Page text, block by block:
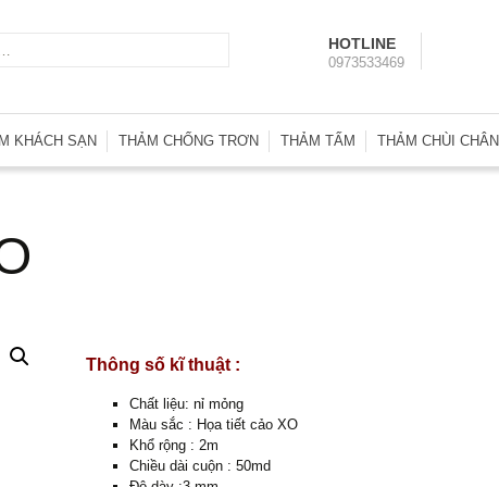
Tìm
kiếm
HOTLINE
0973533469
KHÁCH SẠN
Len Axminster
Hành Lang
THẢM CHỐNG TRƠN THẢM TẤM
Thảm Tấm U.A.E
THẢM CHÙI CHÂN
Thông số kĩ thuật :
Chất liệu: nỉ mỏng
Màu sắc : Họa tiết cảo XO
Khổ rộng : 2m
Chiều dài cuộn : 50md